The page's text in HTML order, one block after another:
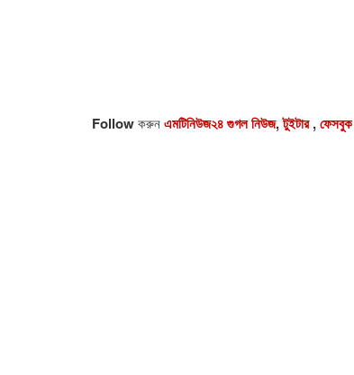
Followকরুনএমটিনিউজ২৪ গুগল নিউজ,টুইটার,ফেসবুক